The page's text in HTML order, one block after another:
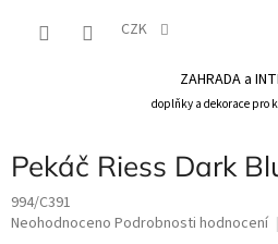
CZK
ZAHRADA a
doplňky a dekorace pro
Pekáč Riess Dark
994/C391
Průměrné
Neohodnoceno Podrobnosti hodnocení